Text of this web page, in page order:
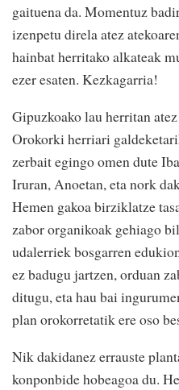
gaituena da. Momentuz
izenpetu direla atez
hainbat herritako alkateak
ezer esaten. Kezkagarria!
Gipuzkoako lau herritan
Orokorki herriari
zerbait egingo omen dute
Iruran, Anoetan, eta nork
Hemen gakoa birziklatze
zabor organikoak gehiago
udalerriek bosgarren
ez badugu jartzen, orduan
ditugu, eta hau bai
plan orokorretatik ere oso
Nik dakidanez errauste
konponbide hobeagoa du.